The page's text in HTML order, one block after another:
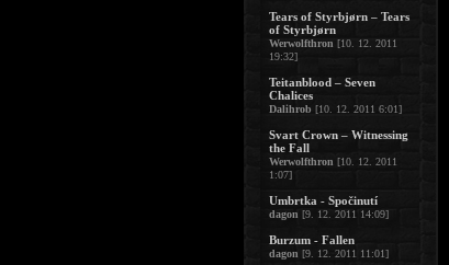
Tears of Styrbjørn – Tears
of Styrbjørn
Werwolfthron [10. 12. 2011
19:32]
Teitanblood – Seven
Chalices
Dalihrob [10. 12. 2011 6:01]
Svart Crown – Witnessing
the Fall
Werwolfthron [10. 12. 2011
1:07]
Umbrtka - Spočinutí
dagon [9. 12. 2011 14:09]
Burzum - Fallen
dagon [9. 12. 2011 11:01]